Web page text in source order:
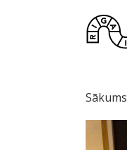
Sākums